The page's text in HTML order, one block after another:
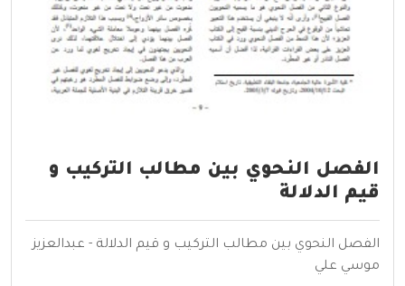
الفصل النحوي بين مطالب التركيب و
قيم الدلالة
الفصل النحوي بين مطالب التركيب و قيم الدلالة - عبدالعزيز
موسي علي